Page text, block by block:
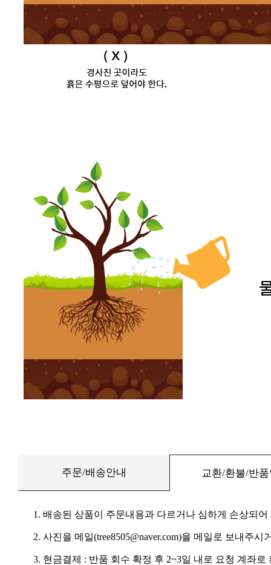
주문/배송안내 교환/환불/반
1. 배송된 상품이 주문내용과 다르거나 심하게 손상되
2. 사진을 메일(tree8505@naver.com)을 메일로 보내주시
3. 현금결제 : 반품 회수 확정 후 2~3일 내로 요청 계좌로